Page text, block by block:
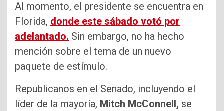
Al momento, el presidente se encuentra en
Florida, donde este sábado votó por
adelantado. Sin embargo, no ha hecho
mención sobre el tema de un nuevo
paquete de estímulo.
Republicanos en el Senado, incluyendo el
líder de la mayoría, Mitch McConnell, se